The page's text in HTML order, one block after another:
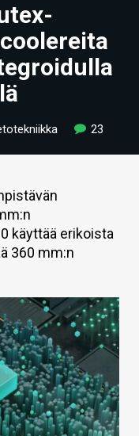
23
käyttää erikoista
360 mm:n